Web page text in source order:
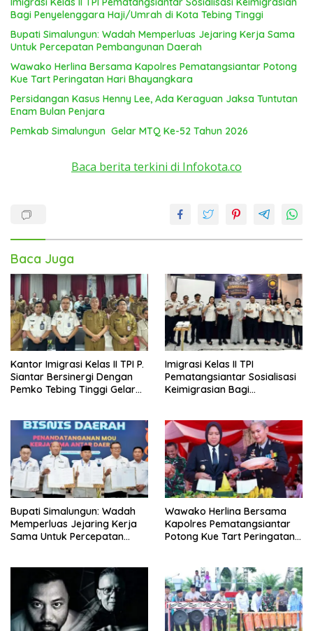
Bagi Penyelenggara Haji/Umrah di Kota Tebing Tinggi
Bupati Simalungun: Wadah Memperluas Jejaring Kerja Sama
Untuk Percepatan Pembangunan Daerah
Wawako Herlina Bersama Kapolres Pematangsiantar Potong
Kue Tart Peringatan Hari Bhayangkara
Persidangan Kasus Henny Lee, Ada Keraguan Jaksa Tuntutan
Enam Bulan Penjara
Pemkab Simalungun Gelar MTQ Ke-52 Tahun 2026
Baca berita terkini di Infokota.co
Baca Juga
Kantor Imigrasi Kelas II TPI P.
Siantar Bersinergi Dengan
Pemko Tebing Tinggi Gelar
Imigrasi Kelas II TPI
Pematangsiantar Sosialisasi
Keimigrasian Bagi
Bupati Simalungun: Wadah
Memperluas Jejaring Kerja
Sama Untuk Percepatan
Wawako Herlina Bersama
Kapolres Pematangsiantar
Potong Kue Tart Peringatan